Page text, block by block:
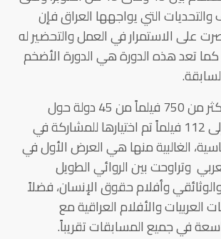
التي يواجهها العراق فإن
على الاستمرار في العمل والتحضير له
تعد هذه الدورة هي الدورة الأضخم
تقدم للمهرجان أكثر من 750 فيلماً من 45 دولة حول
العالم بالإضافة إلى 112 فيلماً تم اختيارها للمشاركة في
الغالبية منها هي العرض الأول في
وتراوحت بين الروائي الطويل
وأفلام حقوق الإنسان، فضلاً
العربيات والأفلام العراقية مع
في جميع المسابقات تقريباً.